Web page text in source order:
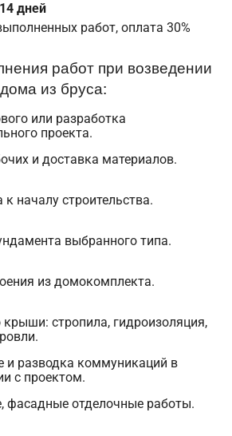
дней
работ, оплата 30%
работ при возведении
дома из бруса:
или разработка
проекта.
и доставка материалов.
к началу строительства.
выбранного типа.
из домокомплекта.
крыши: стропила, гидроизоляция,
и разводка коммуникаций в
с проектом.
фасадные отделочные работы.